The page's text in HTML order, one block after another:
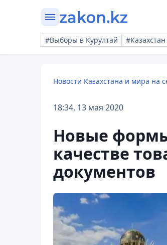
#Выборы в Курултай
Новости Казахстана и мира на
18:34, 13 мая 2020
Новые
качестве
документов